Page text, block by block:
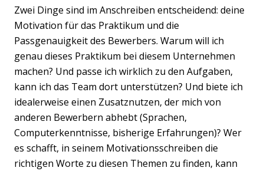
Zwei Dinge sind im Anschreiben entscheidend: deine
Motivation für das Praktikum und die
Passgenauigkeit des Bewerbers. Warum will ich
genau dieses Praktikum bei diesem Unternehmen
machen? Und passe ich wirklich zu den Aufgaben,
kann ich das Team dort unterstützen? Und biete ich
idealerweise einen Zusatznutzen, der mich von
anderen Bewerbern abhebt (Sprachen,
Computerkenntnisse, bisherige Erfahrungen)? Wer
es schafft, in seinem Motivationsschreiben die
richtigen Worte zu diesen Themen zu finden, kann